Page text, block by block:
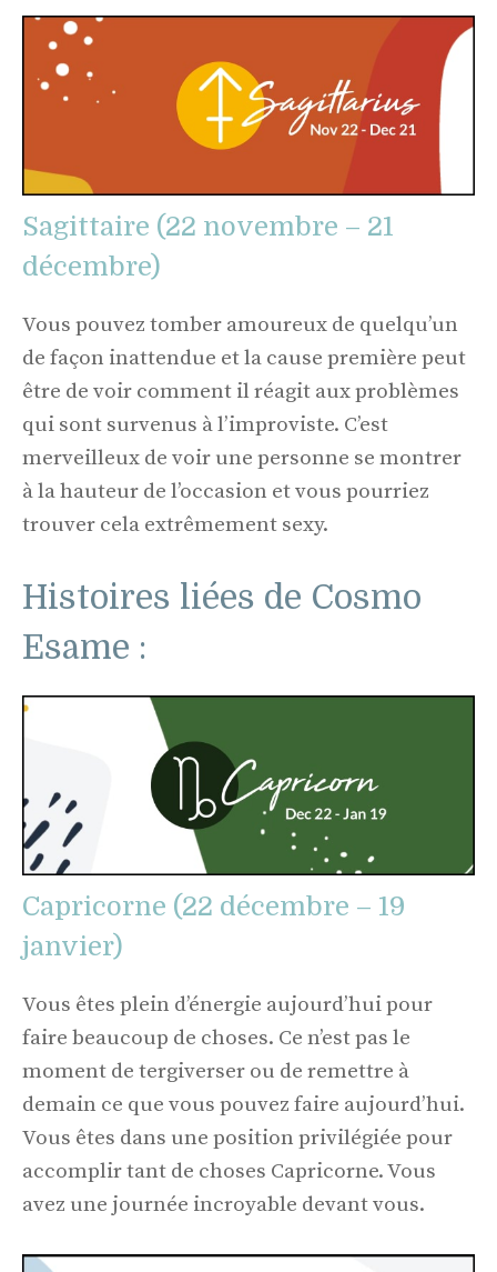
Sagittaire (22 novembre – 21
décembre)
Vous pouvez tomber amoureux de quelqu’un
de façon inattendue et la cause première peut
être de voir comment il réagit aux problèmes
qui sont survenus à l’improviste. C’est
merveilleux de voir une personne se montrer
à la hauteur de l’occasion et vous pourriez
trouver cela extrêmement sexy.
Histoires liées de Cosmo
Esame :
Capricorne (22 décembre – 19
janvier)
Vous êtes plein d’énergie aujourd’hui pour
faire beaucoup de choses. Ce n’est pas le
moment de tergiverser ou de remettre à
demain ce que vous pouvez faire aujourd’hui.
Vous êtes dans une position privilégiée pour
accomplir tant de choses Capricorne. Vous
avez une journée incroyable devant vous.